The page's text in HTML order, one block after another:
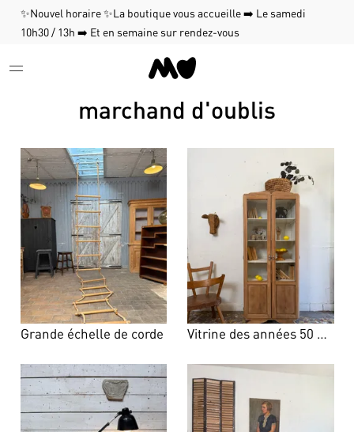
✨Nouvel horaire ✨La boutique vous accueille ➡️ Le samedi
10h30 / 13h ➡️ Et en semaine sur rendez-vous
marchand d'oublis
Grande échelle de corde Vitrine des années 50 en chêne